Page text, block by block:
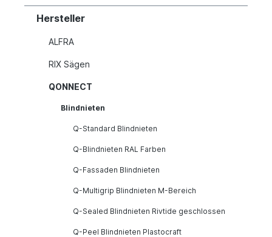
Hersteller
ALFRA
RIX Sägen
QONNECT
Blindnieten
Q-Standard Blindnieten
Q-Blindnieten RAL Farben
Q-Fassaden Blindnieten
Q-Multigrip Blindnieten M-Bereich
Q-Sealed Blindnieten Rivtide geschlossen
Q-Peel Blindnieten Plastocraft